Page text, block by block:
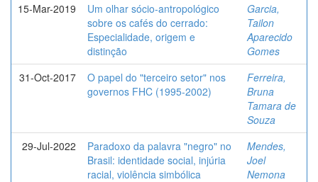
15-Mar-2019
Um olhar sócio-antropológico
sobre os cafés do cerrado:
Especialidade, origem e
distinção
Garcia,
Tailon
Aparecido
Gomes
31-Oct-2017
O papel do "terceiro setor" nos
governos FHC (1995-2002)
Ferreira,
Bruna
Tamara de
Souza
29-Jul-2022
Paradoxo da palavra "negro" no
Brasil: identidade social, injúria
racial, violência simbólica
Mendes,
Joel
Nemona